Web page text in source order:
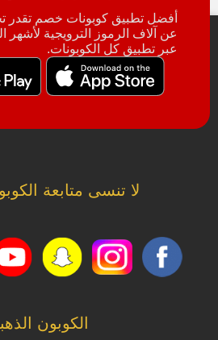
أفضل تطبيق كوبونات خصم تقدر
عن آلاف الرموز الترويجية لأشهر
عبر تطبيق كل الكوبونات.
لا تنسى متابعة
الكوبون